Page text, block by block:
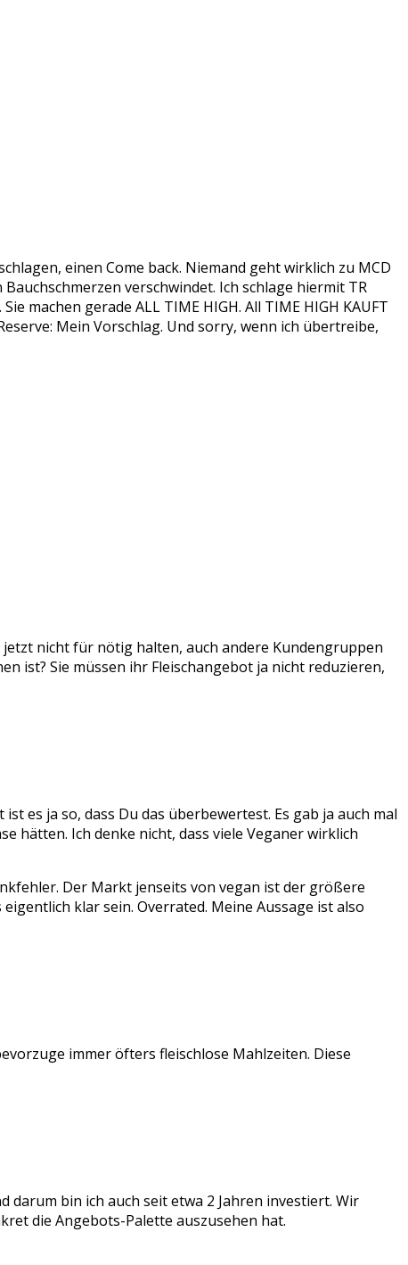
einen Come back. Niemand geht wirklich zu MCD
verschwindet. Ich schlage hiermit TR
machen gerade ALL TIME HIGH. All TIME HIGH KAUFT
Mein Vorschlag. Und sorry, wenn ich übertreibe,
nicht für nötig halten, auch andere Kundengruppen
ist? Sie müssen ihr Fleischangebot ja nicht reduzieren,
es ja so, dass Du das überbewertest. Es gab ja auch mal
hätten. Ich denke nicht, dass viele Veganer wirklich
Der Markt jenseits von vegan ist der größere
klar sein. Overrated. Meine Aussage ist also
immer öfters fleischlose Mahlzeiten. Diese
bin ich auch seit etwa 2 Jahren investiert. Wir
die Angebots-Palette auszusehen hat.